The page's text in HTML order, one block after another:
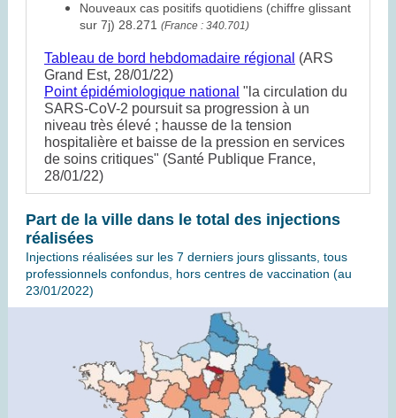
Nouveaux cas positifs quotidiens (chiffre glissant
sur 7j) 28.271 (France : 340.701)
Tableau de bord hebdomadaire régional (ARS
Grand Est, 28/01/22)
Point épidémiologique national "la circulation du
SARS-CoV-2 poursuit sa progression à un
niveau très élevé ; hausse de la tension
hospitalière et baisse de la pression en services
de soins critiques" (Santé Publique France,
28/01/22)
Part de la ville dans le total des injections
réalisées
Injections réalisées sur les 7 derniers jours glissants, tous
professionnels confondus, hors centres de vaccination (au
23/01/2022)